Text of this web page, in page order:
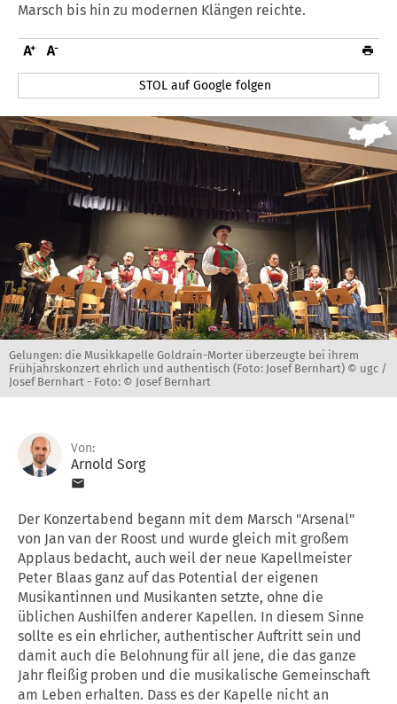
Marsch bis hin zu modernen Klängen reichte.
STOL auf Google folgen
Gelungen: die Musikkapelle Goldrain-Morter überzeugte bei ihrem
Frühjahrskonzert ehrlich und authentisch (Foto: Josef Bernhart) © ugc /
Josef Bernhart - Foto: © Josef Bernhart
Von:
Arnold Sorg
Der Konzertabend begann mit dem Marsch "Arsenal"
von Jan van der Roost und wurde gleich mit großem
Applaus bedacht, auch weil der neue Kapellmeister
Peter Blaas ganz auf das Potential der eigenen
Musikantinnen und Musikanten setzte, ohne die
üblichen Aushilfen anderer Kapellen. In diesem Sinne
sollte es ein ehrlicher, authentischer Auftritt sein und
damit auch die Belohnung für all jene, die das ganze
Jahr fleißig proben und die musikalische Gemeinschaft
am Leben erhalten. Dass es der Kapelle nicht an